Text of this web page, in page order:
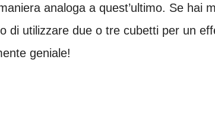
analoga a quest’ultimo. Se hai
di utilizzare due o tre cubetti per un
geniale!